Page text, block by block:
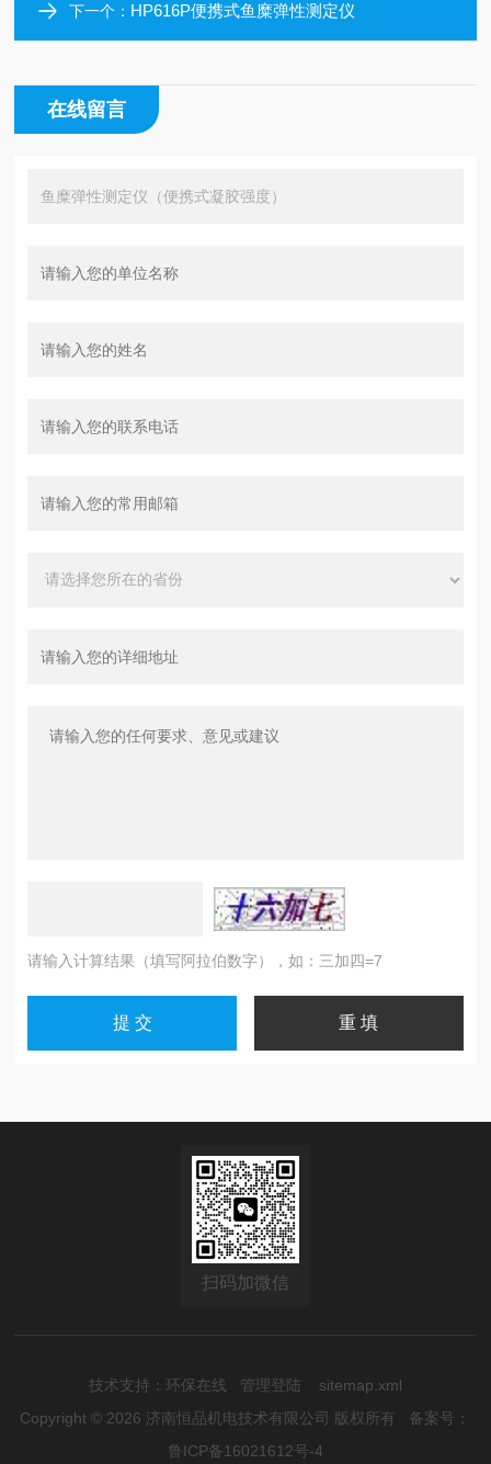
下一个： HP616P便携式鱼糜弹性测定仪
在线留言
请输入计算结果（填写阿拉伯数字），如：三加四=7
扫码加微信
技术支持： 环保在线 管理登陆
sitemap.xml
Copyright © 2026 济南恒品机电技术有限公司 版权所有 备案号：
鲁ICP备16021612号-4